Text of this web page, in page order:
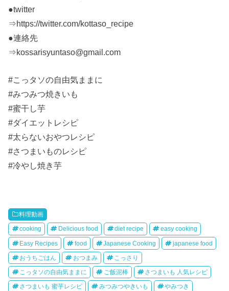
●twitter
⇒https://twitter.com/kottaso_recipe
●連絡先
⇒kossarisyuntaso@gmail.com
#こっタソの自由気ままに
#みつみつ焼きいも
#蜜干し芋
#ダイエットレシピ
#太らないおやつレシピ
#さつまいものレシピ
#冷やし焼き芋
料理動画
cooking Delicious food diet recipe easy cooking
Easy Recipes food Japanese Cooking japanese food
おうちごはん おつまみ こっさり
こっタソの自由気ままに ご飯泥棒 さつまいも 人気レシピ
さつまいも 蜜芋レシピ みつみつやきいも やみつき